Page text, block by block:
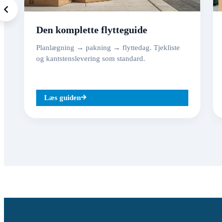
Den komplette flytteguide
Planlægning → pakning → flyttedag. Tjekliste
og kantstenslevering som standard.
Læs guiden